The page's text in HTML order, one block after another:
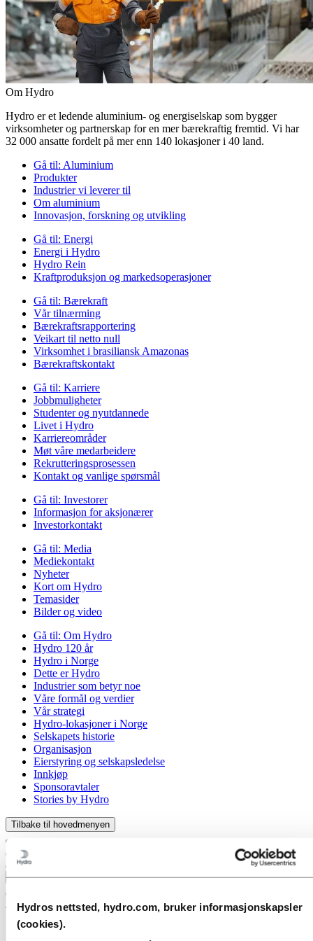
Hydros nettsted, hydro.com, bruker informasjonskapsler
(cookies).
Om Hydro
Hydro er et ledende aluminium- og energiselskap som bygger
virksomheter og partnerskap for en mer bærekraftig fremtid. Vi har
32 000 ansatte fordelt på mer enn 140 lokasjoner i 40 land.
Gå til: Aluminium
Produkter
Industrier vi leverer til
Om aluminium
Innovasjon, forskning og utvikling
Gå til: Energi
Energi i Hydro
Hydro Rein
Kraftproduksjon og markedsoperasjoner
Gå til: Bærekraft
Vår tilnærming
Bærekraftsrapportering
Veikart til netto null
Virksomhet i brasiliansk Amazonas
Bærekraftskontakt
Gå til: Karriere
Jobbmuligheter
Studenter og nyutdannede
Livet i Hydro
Karriereområder
Møt våre medarbeidere
Rekrutteringsprosessen
Kontakt og vanlige spørsmål
Gå til: Investorer
Informasjon for aksjonærer
Investorkontakt
Gå til: Media
Mediekontakt
Nyheter
Kort om Hydro
Temasider
Bilder og video
Gå til: Om Hydro
Hydro 120 år
Hydro i Norge
Dette er Hydro
Industrier som betyr noe
Våre formål og verdier
Vår strategi
Hydro-lokasjoner i Norge
Selskapets historie
Organisasjon
Eierstyring og selskapsledelse
Innkjøp
Sponsoravtaler
Stories by Hydro
Tilbake til hovedmenyen
Lukk
Media
Mediekontakt